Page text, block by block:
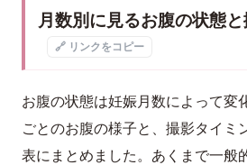
月数別に見るお腹の状態
🔗 リンクをコピー
お腹の状態は妊娠月数によって変
ごとのお腹の様子と、撮影タイミ
表にまとめました。あくまで一般